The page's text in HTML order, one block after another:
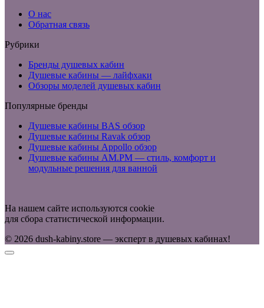
О нас
Обратная связь
Рубрики
Бренды душевых кабин
Душевые кабины — лайфхаки
Обзоры моделей душевых кабин
Популярные бренды
Душевые кабины BAS обзор
Душевые кабины Ravak обзор
Душевые кабины Appollo обзор
Душевые кабины AM.PM — стиль, комфорт и
модульные решения для ванной
На нашем сайте используются cookie
для сбора статистической информации.
© 2026 dush-kabiny.store — эксперт в душевых кабинах!